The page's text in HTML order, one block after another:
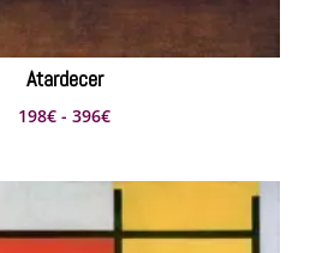
Atardecer
198€ - 396€Rango
precios:
198€